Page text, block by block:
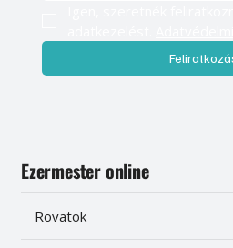
Ezermester online
Rovatok